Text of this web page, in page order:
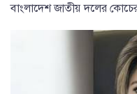
বাংলাদেশ জাতীয় দলের